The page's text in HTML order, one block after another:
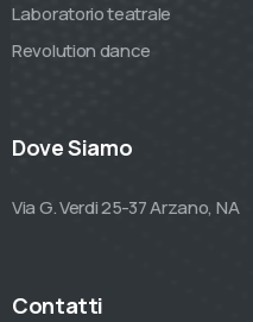
Laboratorio teatrale
Revolution dance
Dove Siamo
Via G. Verdi 25-37 Arzano, NA
Contatti